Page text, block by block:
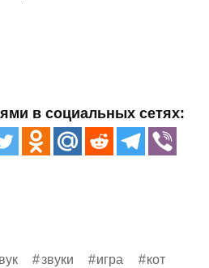
в социальных сетях:
звуки игра
кот